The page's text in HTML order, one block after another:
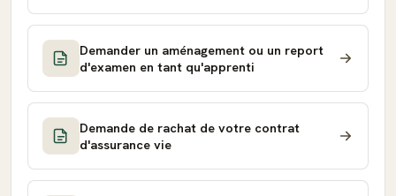
Demander un aménagement ou un report
d'examen en tant qu'apprenti
Demande de rachat de votre contrat
d'assurance vie